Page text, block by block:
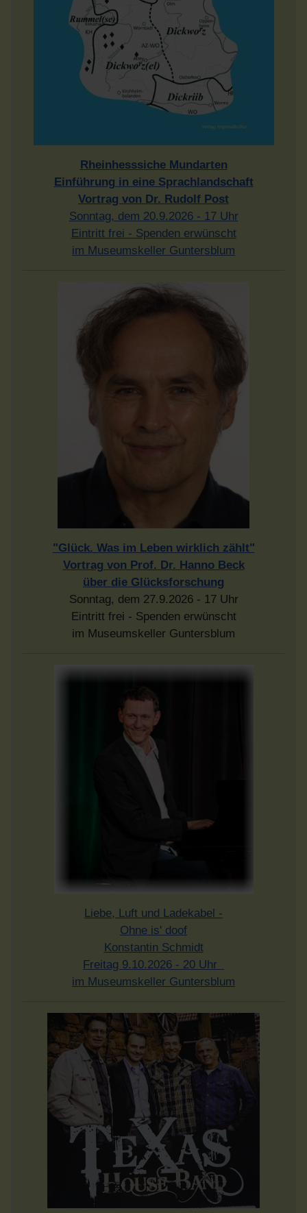
Rheinhesssiche Mundarten
Einführung in eine Sprachlandschaft
Vortrag von Dr. Rudolf Post
Sonntag, dem 20.9.2026 - 17 Uhr
Eintritt frei - Spenden erwünscht
im Museumskeller Guntersblum
"Glück. Was im Leben wirklich zählt"
Vortrag von Prof. Dr. Hanno Beck
über die Glücksforschung
Sonntag, dem 27.9.2026 - 17 Uhr
Eintritt frei - Spenden erwünscht
im Museumskeller Guntersblum
Liebe, Luft und Ladekabel -
Ohne is' doof
Konstantin Schmidt
Freitag 9.10.2026 - 20 Uhr
im Museumskeller Guntersblum